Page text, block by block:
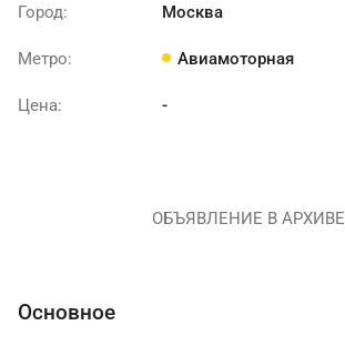
Город: Москва
Метро: Авиамоторная
Цена: -
ОБЪЯВЛЕНИЕ В АРХИВЕ
Основное